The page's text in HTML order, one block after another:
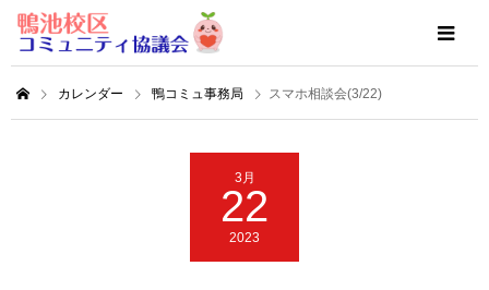
カレンダー 鴨コミュ事務局 スマホ相談会(3/22)
3月
22
2023